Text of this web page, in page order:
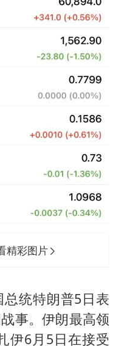
精彩图片
总统特朗普5日表
事。伊朗最高领
伊6月5日在接受